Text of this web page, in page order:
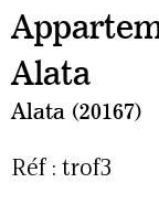
Alata
Alata (20167)
Réf : trof3